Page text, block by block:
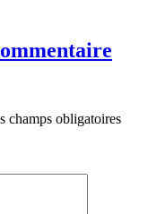
champs obligatoires